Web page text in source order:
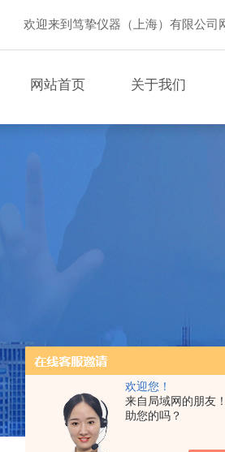
欢迎您！
来自局域网的朋友
助您的吗？
欢迎来到笃挚仪器（上海）有限公司
网站首页 关于我们